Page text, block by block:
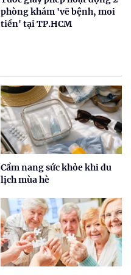
phòng khám 'vẽ bệnh, moi
tiền' tại TP.HCM
Cẩm nang sức khỏe khi du
lịch mùa hè